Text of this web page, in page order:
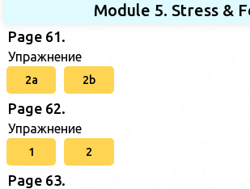
Module 5. Stress &
Page 61.
Упражнение
2a 2b
Page 62.
Упражнение
1 2
Page 63.